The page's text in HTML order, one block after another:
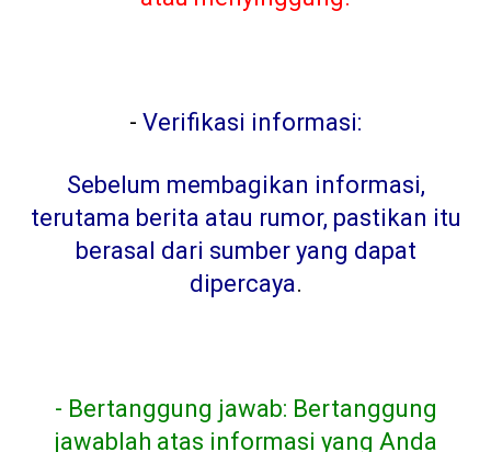
- Verifikasi informasi:
Sebelum membagikan informasi,
terutama berita atau rumor, pastikan itu
berasal dari sumber yang dapat
dipercaya.
- Bertanggung jawab: Bertanggung
jawablah atas informasi yang Anda